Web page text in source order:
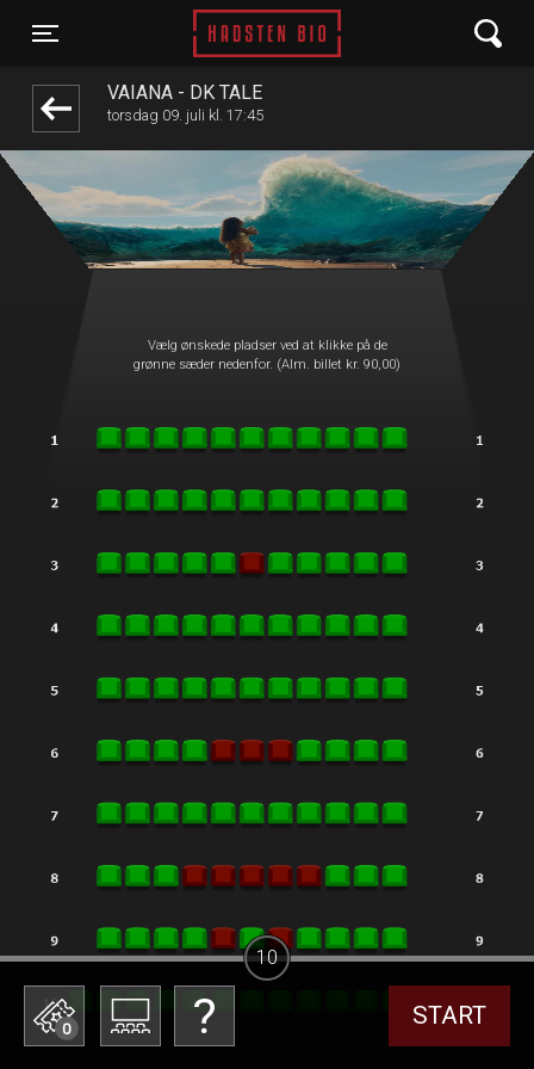
Toggle navigation
Hadsten Bio
VAIANA - DK TALE
torsdag 09. juli kl. 17:45
Vælg ønskede pladser ved at klikke på de
grønne sæder nedenfor. (Alm. billet kr. 90,00)
0 START
10
front03-cc 041743